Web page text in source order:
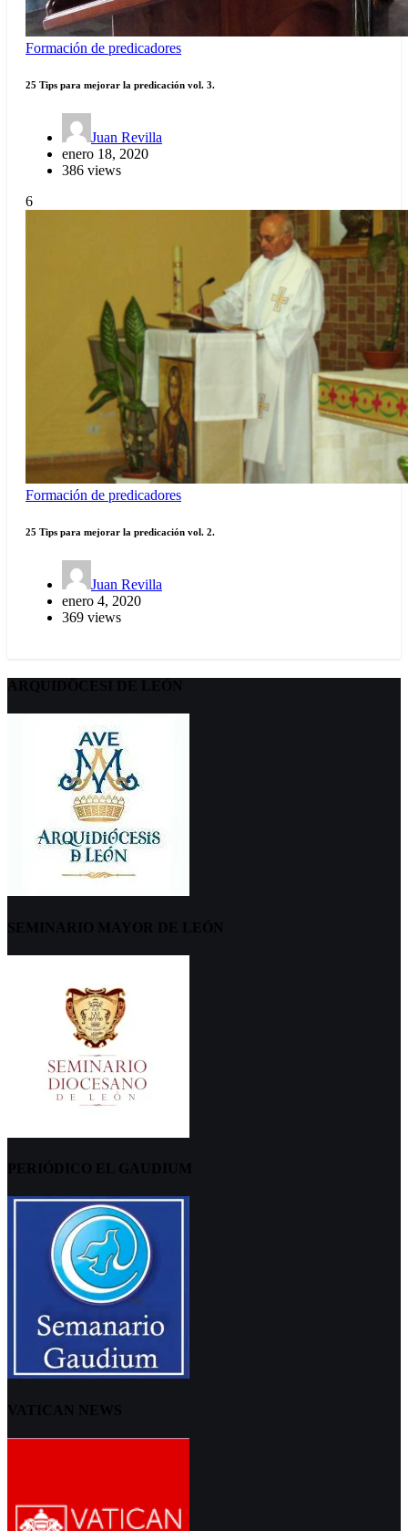
Formación de predicadores
25 Tips para mejorar la predicación vol. 3.
Juan Revilla
enero 18, 2020
386 views
6
Formación de predicadores
25 Tips para mejorar la predicación vol. 2.
Juan Revilla
enero 4, 2020
369 views
ARQUIDÖCESI DE LEÓN
SEMINARIO MAYOR DE LEÓN
PERIÓDICO EL GAUDIUM
VATICAN NEWS